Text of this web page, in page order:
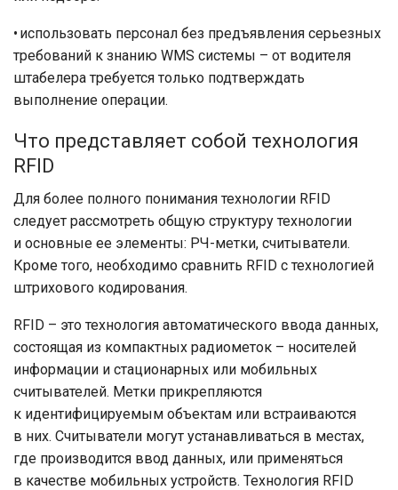
• использовать персонал без предъявления серьезных
требований к знанию WMS системы – от водителя
штабелера требуется только подтверждать
выполнение операции.
Что представляет собой технология
RFID
Для более полного понимания технологии RFID
следует рассмотреть общую структуру технологии
и основные ее элементы: РЧ-метки, считыватели.
Кроме того, необходимо сравнить RFID с технологией
штрихового кодирования.
RFID – это технология автоматического ввода данных,
состоящая из компактных радиометок – носителей
информации и стационарных или мобильных
считывателей. Метки прикреп­ляются
к идентифицируемым объектам или встраиваются
в них. Считыватели могут устанав­ливаться в местах,
где производится ввод данных, или применяться
в качестве мобильных устройств. Технология RFID